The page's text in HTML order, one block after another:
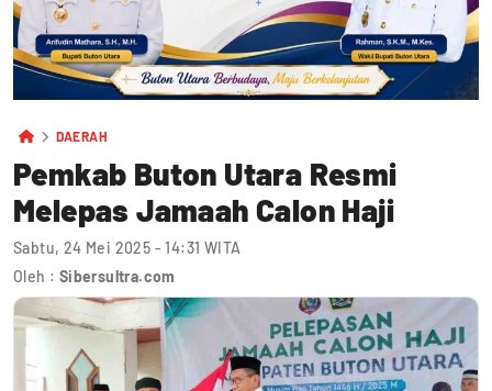
DAERAH
Pemkab Buton Utara Resmi
Melepas Jamaah Calon Haji
Sabtu, 24 Mei 2025 - 14:31 WITA
Oleh : Sibersultra.com